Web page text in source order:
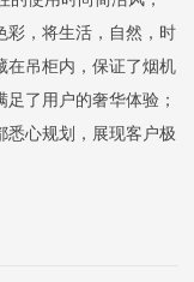
彩，将生活，自然，时
在吊柜内，保证了烟机
了用户的奢华体验；
悉心规划，展现客户极